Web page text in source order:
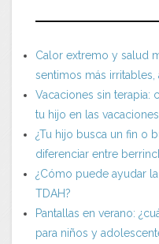
Calor extremo y salud
sentimos más
Vacaciones sin terapia:
tu hijo en las vacaciones
¿Tu hijo busca un fin o
diferenciar entre
¿Cómo puede ayudar
TDAH?
Pantallas en verano:
para niños y